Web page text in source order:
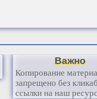
Важно
Копирование
запрещено без
ссылки на наш